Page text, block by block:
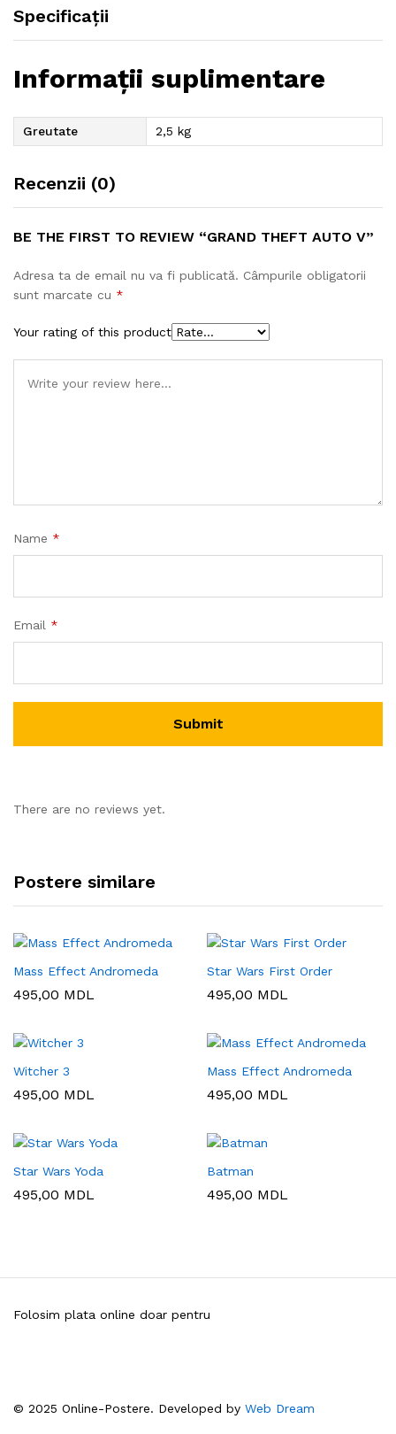
Specificații
Informații suplimentare
Greutate 2,5 kg
Recenzii (0)
BE THE FIRST TO REVIEW “GRAND THEFT AUTO V”
Adresa ta de email nu va fi publicată. Câmpurile obligatorii
sunt marcate cu *
Your rating of this product
Name *
Email *
There are no reviews yet.
Postere similare
Mass Effect Andromeda
495,00 MDL
Star Wars First Order
495,00 MDL
Witcher 3
495,00 MDL
Mass Effect Andromeda
495,00 MDL
Star Wars Yoda
495,00 MDL
Batman
495,00 MDL
© 2025 Online-Postere. Developed by Web Dream
Folosim plata online doar pentru